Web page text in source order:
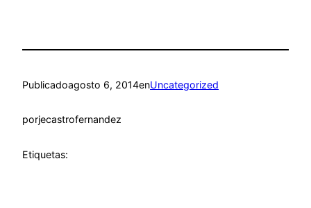
Publicadoagosto 6, 2014enUncategorized
porjecastrofernandez
Etiquetas: